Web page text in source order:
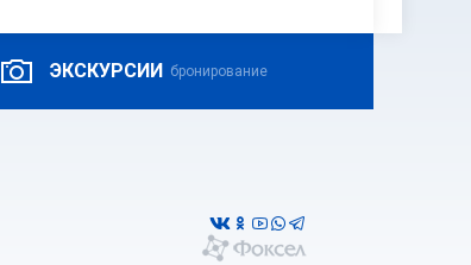
ЭКСКУРСИИ бронирование